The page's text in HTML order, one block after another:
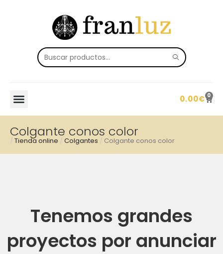
0.00€ 0
Colgante conos color
/ Tienda online / Colgantes / Colgante conos color
Tenemos grandes
proyectos por anunciar